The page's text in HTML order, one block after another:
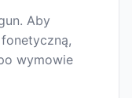
Aby
wymowie